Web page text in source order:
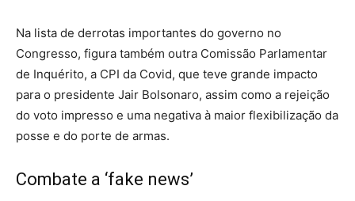
Na lista de derrotas importantes do governo no
Congresso, figura também outra Comissão Parlamentar
de Inquérito, a CPI da Covid, que teve grande impacto
para o presidente Jair Bolsonaro, assim como a rejeição
do voto impresso e uma negativa à maior flexibilização da
posse e do porte de armas.
Combate a ‘fake news’